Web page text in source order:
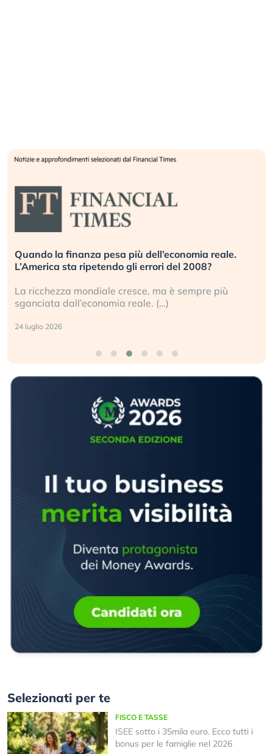
Quando la finanza pesa più dell’economia reale.
L’America sta ripetendo gli errori del 2008?
La ricchezza mondiale cresce, ma è sempre più
sganciata dall’economia reale. (…)
24 luglio 2026
Selezionati per te
FISCO E TASSE
ISEE sotto i 35mila euro. Ecco tutti i
bonus per le famiglie nel 2026